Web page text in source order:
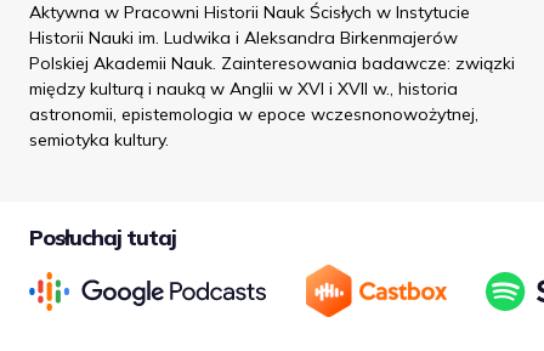
Aktywna w Pracowni Historii Nauk Ścisłych w Instytucie
Historii Nauki im. Ludwika i Aleksandra Birkenmajerów
Polskiej Akademii Nauk. Zainteresowania badawcze: związki
między kulturą i nauką w Anglii w XVI i XVII w., historia
astronomii, epistemologia w epoce wczesnonowożytnej,
semiotyka kultury.
Posłuchaj tutaj